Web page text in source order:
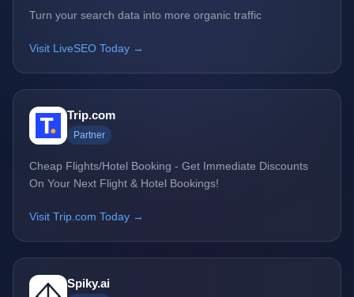
Turn your search data into more organic traffic
Visit LiveSEO Today →
Trip.com
Partner
Cheap Flights/Hotel Booking - Get Immediate Discounts
On Your Next Flight & Hotel Bookings!
Visit Trip.com Today →
Spiky.ai